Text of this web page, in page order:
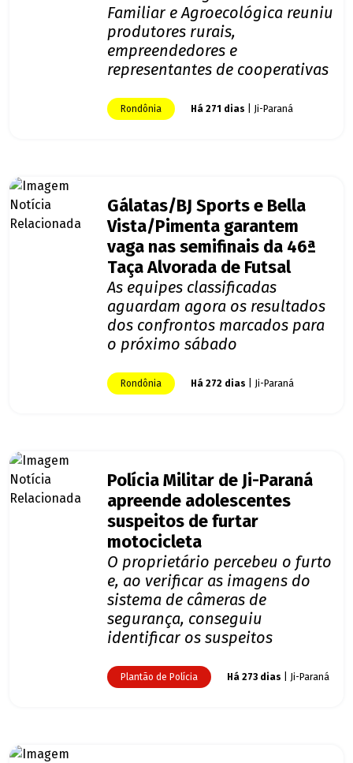
Familiar e Agroecológica reuniu
produtores rurais,
empreendedores e
representantes de cooperativas
Rondônia Há 271 dias | Ji-Paraná
Gálatas/BJ Sports e Bella
Vista/Pimenta garantem
vaga nas semifinais da 46ª
Taça Alvorada de Futsal
As equipes classificadas
aguardam agora os resultados
dos confrontos marcados para
o próximo sábado
Rondônia Há 272 dias | Ji-Paraná
Polícia Militar de Ji-Paraná
apreende adolescentes
suspeitos de furtar
motocicleta
O proprietário percebeu o furto
e, ao verificar as imagens do
sistema de câmeras de
segurança, conseguiu
identificar os suspeitos
Plantão de Polícia Há 273 dias | Ji-Paraná